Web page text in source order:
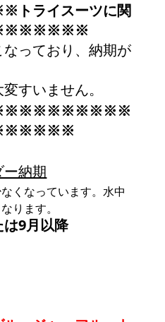
イスーツに関
※※※※※※※※
っており、納期が
すいません。
納期
くなっています。水中
ります。
は9月以降